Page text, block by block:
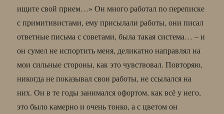
ищите свой прием…» Он много работал по переписке
с примитивистами, ему присылали работы, они писал
ответные письма с советами, была такая система… – и
он сумел не испортить меня, деликатно направлял на
мои сильные стороны, как это чувствовал. Повторяю,
никогда не показывал свои работы, не ссылался на
них. Он в те годы занимался офортом, как всё у него,
это было камерно и очень тонко, а с цветом он